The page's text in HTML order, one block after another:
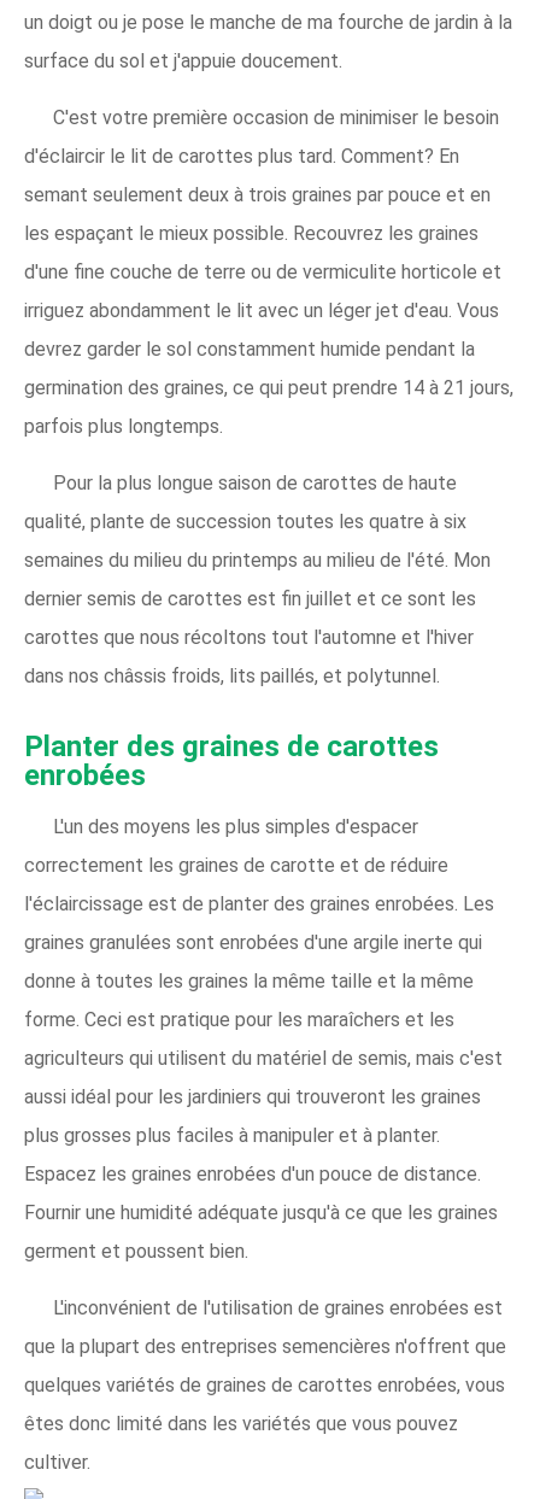
un doigt ou je pose le manche de ma fourche de jardin à la
surface du sol et j'appuie doucement.
C'est votre première occasion de minimiser le besoin
d'éclaircir le lit de carottes plus tard. Comment? En
semant seulement deux à trois graines par pouce et en
les espaçant le mieux possible. Recouvrez les graines
d'une fine couche de terre ou de vermiculite horticole et
irriguez abondamment le lit avec un léger jet d'eau. Vous
devrez garder le sol constamment humide pendant la
germination des graines, ce qui peut prendre 14 à 21 jours,
parfois plus longtemps.
Pour la plus longue saison de carottes de haute
qualité, plante de succession toutes les quatre à six
semaines du milieu du printemps au milieu de l'été. Mon
dernier semis de carottes est fin juillet et ce sont les
carottes que nous récoltons tout l'automne et l'hiver
dans nos châssis froids, lits paillés, et polytunnel.
Planter des graines de carottes
enrobées
L'un des moyens les plus simples d'espacer
correctement les graines de carotte et de réduire
l'éclaircissage est de planter des graines enrobées. Les
graines granulées sont enrobées d'une argile inerte qui
donne à toutes les graines la même taille et la même
forme. Ceci est pratique pour les maraîchers et les
agriculteurs qui utilisent du matériel de semis, mais c'est
aussi idéal pour les jardiniers qui trouveront les graines
plus grosses plus faciles à manipuler et à planter.
Espacez les graines enrobées d'un pouce de distance.
Fournir une humidité adéquate jusqu'à ce que les graines
germent et poussent bien.
L'inconvénient de l'utilisation de graines enrobées est
que la plupart des entreprises semencières n'offrent que
quelques variétés de graines de carottes enrobées, vous
êtes donc limité dans les variétés que vous pouvez
cultiver.